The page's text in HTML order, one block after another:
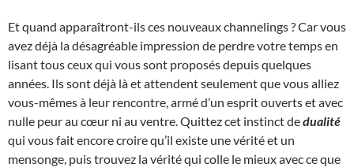
Et quand apparaîtront-ils ces nouveaux channelings ? Car vous
avez déjà la désagréable impression de perdre votre temps en
lisant tous ceux qui vous sont proposés depuis quelques
années. Ils sont déjà là et attendent seulement que vous alliez
vous-mêmes à leur rencontre, armé d’un esprit ouverts et avec
nulle peur au cœur ni au ventre. Quittez cet instinct dedualité
qui vous fait encore croire qu’il existe une vérité et un
mensonge, puis trouvez la vérité qui colle le mieux avec ce que